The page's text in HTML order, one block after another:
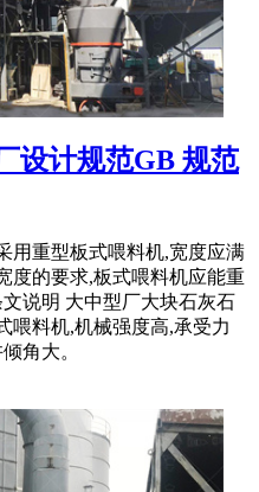
设计规范GB 规范
用重型板式喂料机,宽度应满
度的要求,板式喂料机应能重
说明 大中型厂大块石灰石
喂料机,机械强度高,承受力
角大。